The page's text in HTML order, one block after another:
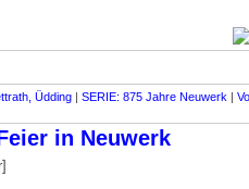
Üdding | SERIE: 875 Jahre Neuwerk |
in Neuwerk